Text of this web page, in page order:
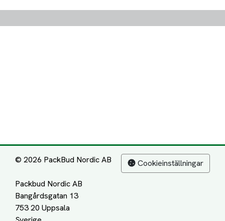
© 2026 PackBud Nordic AB
Packbud Nordic AB
Bangårdsgatan 13
753 20 Uppsala
Cookieinställningar